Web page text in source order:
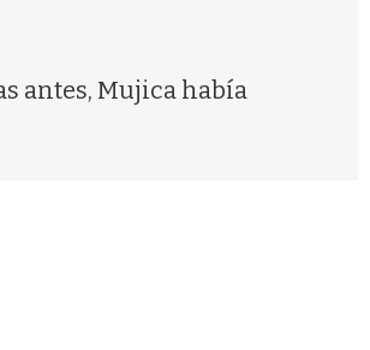
antes, Mujica había